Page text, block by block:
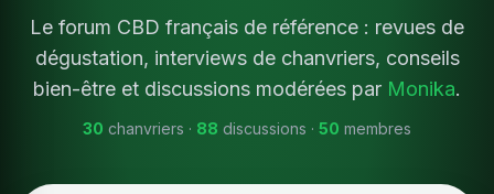
Le forum CBD français de référence : revues de
dégustation, interviews de chanvriers, conseils
bien-être et discussions modérées par Monika.
30 chanvriers · 88 discussions · 50 membres